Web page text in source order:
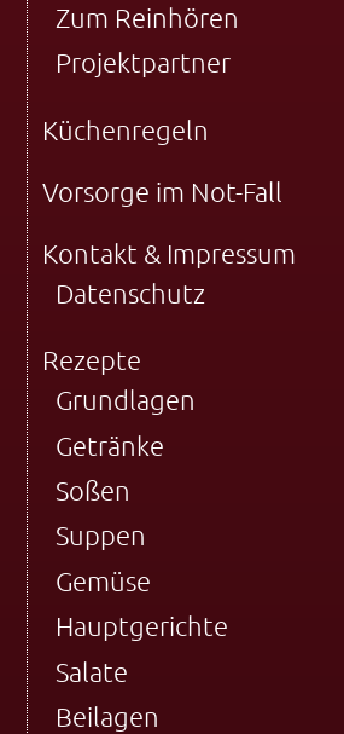
Zum Reinhören
Projektpartner
Küchenregeln
Vorsorge im Not-Fall
Kontakt & Impressum
Datenschutz
Rezepte
Grundlagen
Getränke
Soßen
Suppen
Gemüse
Hauptgerichte
Salate
Beilagen